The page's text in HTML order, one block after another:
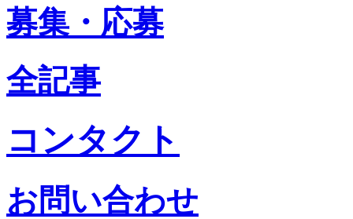
募集・応募
全記事
コンタクト
お問い合わせ